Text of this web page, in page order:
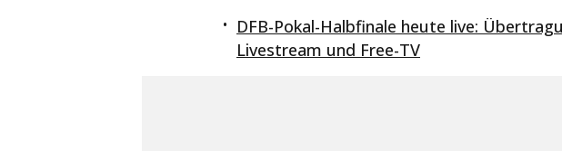
DFB-Pokal-Halbfinale heute live:
Livestream und Free-TV